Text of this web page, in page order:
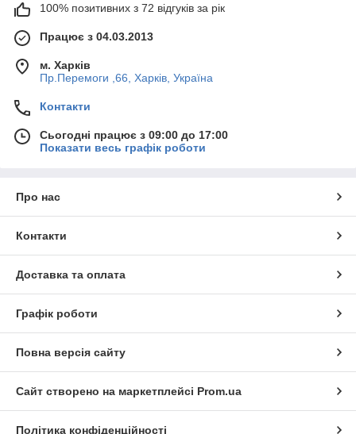
100% позитивних з 72 відгуків за рік
Працює з 04.03.2013
м. Харків
Пр.Перемоги ,66, Харків, Україна
Контакти
Сьогодні працює з 09:00 до 17:00
Показати весь графік роботи
Про нас
Контакти
Доставка та оплата
Графік роботи
Повна версія сайту
Сайт створено на маркетплейсі Prom.ua
Політика конфіденційності